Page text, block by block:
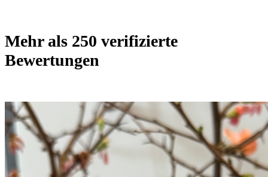
Mehr als 250 verifizierte
Bewertungen